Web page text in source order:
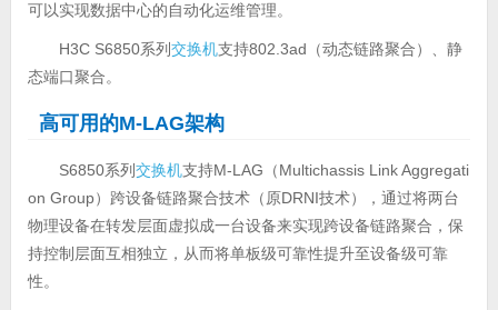
可以实现数据中心的自动化运维管理。
H3C S6850系列交换机支持802.3ad（动态链路聚合）、静
态端口聚合。
高可用的M-LAG架构
S6850系列交换机支持M-LAG（Multichassis Link Aggregati
on Group）跨设备链路聚合技术（原DRNI技术），通过将两台
物理设备在转发层面虚拟成一台设备来实现跨设备链路聚合，保
持控制层面互相独立，从而将单板级可靠性提升至设备级可靠
性。